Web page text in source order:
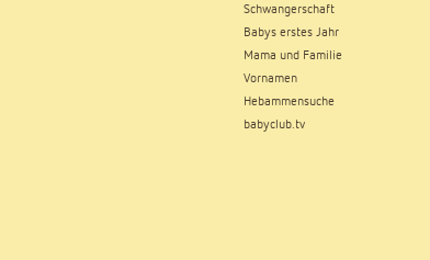
Schwangerschaft
Babys erstes Jahr
Mama und Familie
Vornamen
Hebammensuche
babyclub.tv